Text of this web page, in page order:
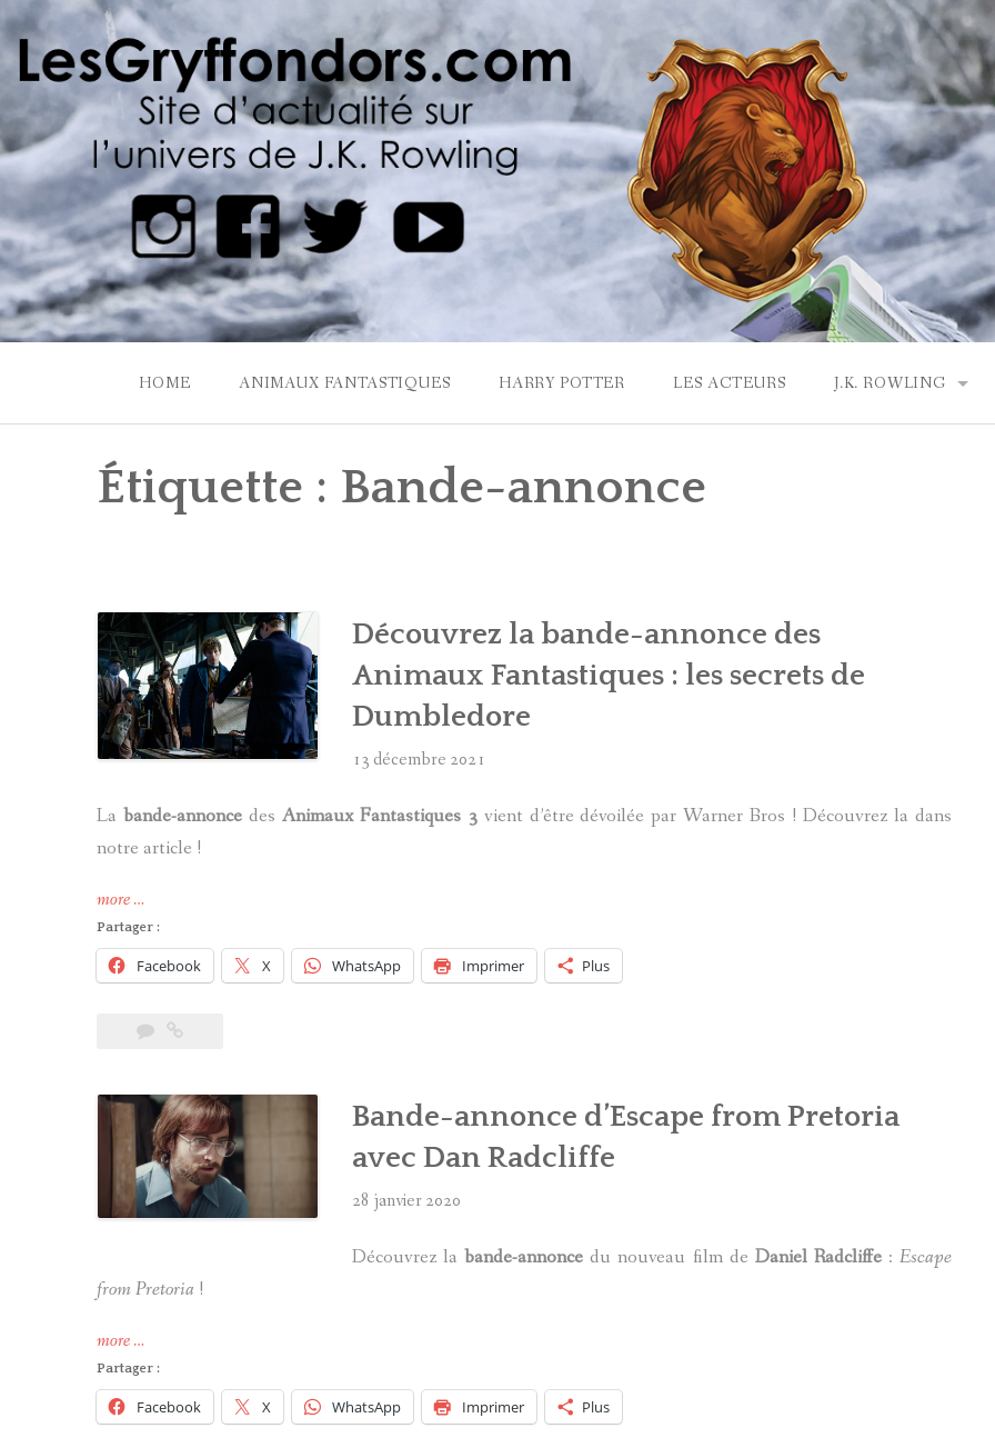
Skip
to
content
HOME ANIMAUX FANTASTIQUES HARRY POTTER LES ACTEURS J.K. ROWLING
Étiquette : Bande-annonce
Découvrez la bande-annonce des
Animaux Fantastiques : les secrets de
Dumbledore
13 décembre 2021
La bande-annoncedes Animaux Fantastiques 3vient d’être dévoilée par Warner Bros ! Découvrez la dans
notre article !
more« Découvrez
la
bande-
annonce
Animaux
les
secrets
de
Dumbledore »
…
Partager :
Facebook X WhatsApp Imprimer Plus
Bande-annonce d’Escape from Pretoria
avec Dan Radcliffe
28 janvier 2020
Découvrez labande-annonce du nouveau film de Daniel Radcliffe:Escape
from Pretoria !
more« Bande-
annonce
d’Escape
from
…
Partager :
Facebook X WhatsApp Imprimer Plus